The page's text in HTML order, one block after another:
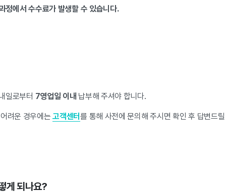
정에서 수수료가 발생할 수 있습니다.
일로부터 7영업일 이내 납부해 주셔야 합니다.
려운 경우에는고객센터를 통해 사전에 문의해 주시면 확인 후 답변드
게 되나요?